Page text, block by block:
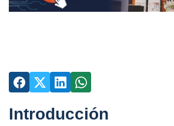
Introducción